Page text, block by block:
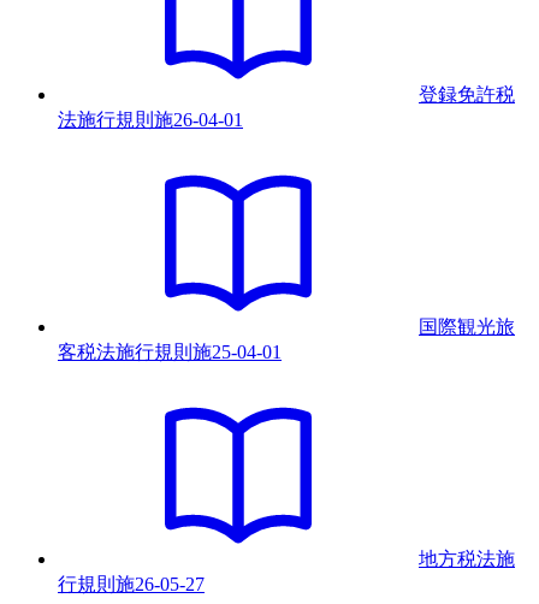
登録免許税
法施行規則 施26-04-01
国際観光旅
客税法施行規則 施25-04-01
地方税法施
行規則 施26-05-27